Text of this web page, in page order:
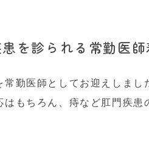
を診られる常勤医
勤医師としてお迎えしまし
もちろん、痔など肛門疾